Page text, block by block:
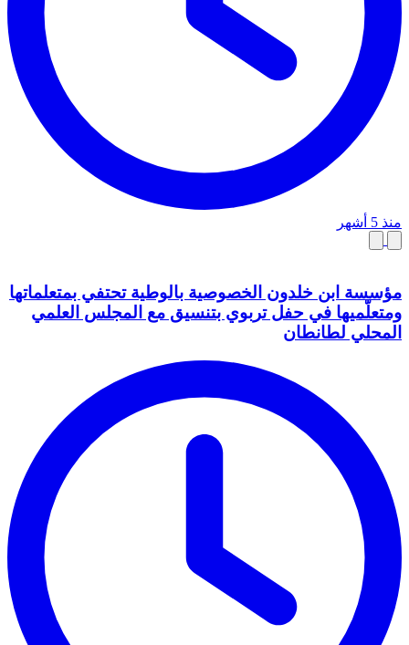
منذ 5 أشهر
مؤسسة ابن خلدون الخصوصية بالوطية تحتفي بمتعلماتها
ومتعلّميها في حفل تربوي بتنسيق مع المجلس العلمي
المحلي لطانطان